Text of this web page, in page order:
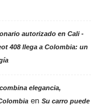
autorizado en Cali -
408 llega a Colombia: un
elegancia,
en Su carro puede